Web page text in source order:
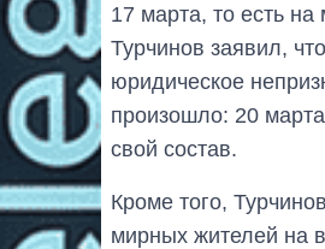
17 марта, то есть
Турчинов заявил,
юридическое
произошло: 20
свой состав.
Кроме того,
мирных жителей на